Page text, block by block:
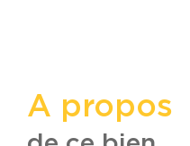
a propos